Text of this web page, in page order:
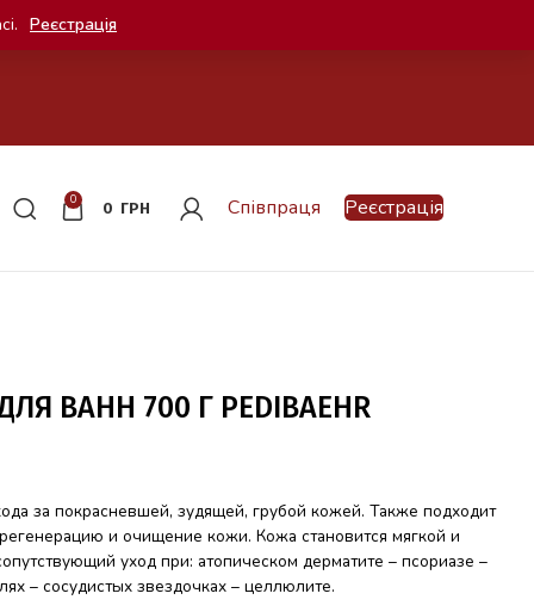
0
0 ГРН Співпраця Реєстрація
ВАНН 700 Г PEDIBAEHR
за покрасневшей, зудящей, грубой кожей. Также подходит
и очищение кожи. Кожа становится мягкой и
уход при: атопическом дерматите – псориазе –
– сосудистых звездочках – целлюлите.
Реєстрація